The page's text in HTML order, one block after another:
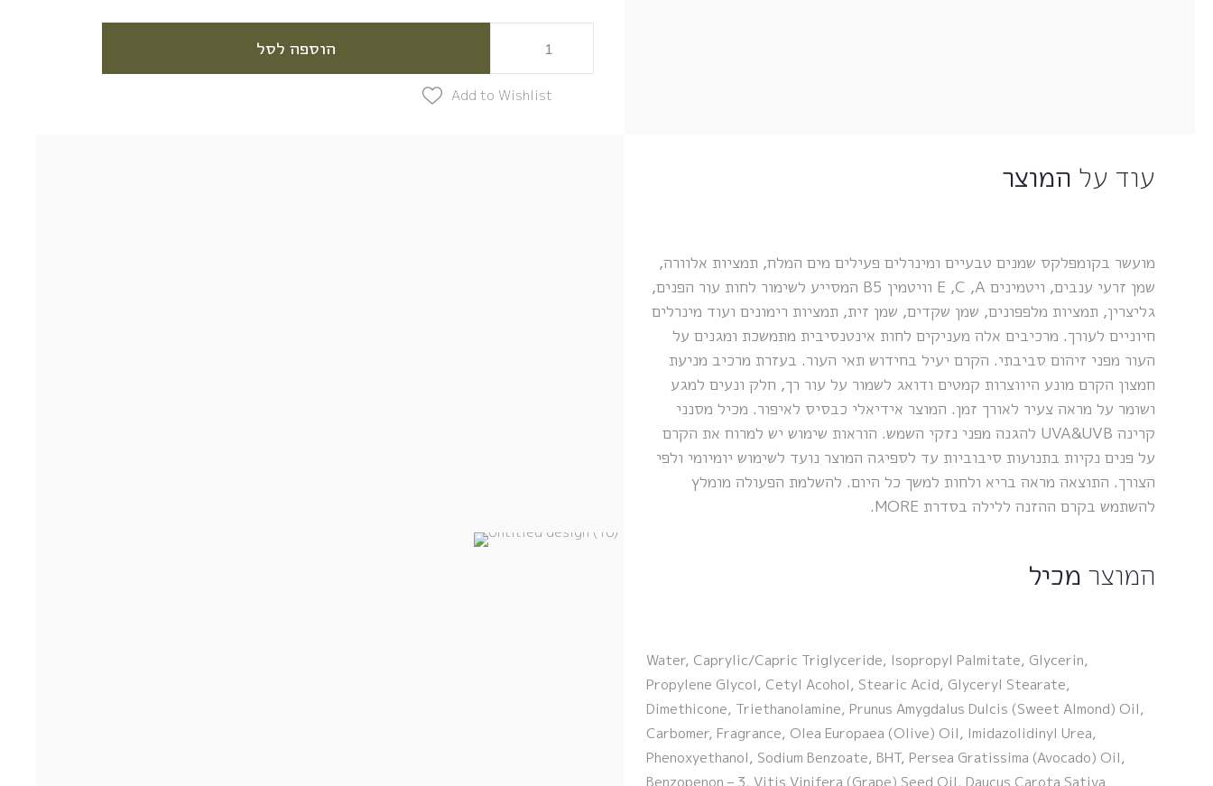
הוספה לסל
Add to Wishlist
עוד על המוצר
מועשר בקומפלקס שמנים טבעיים ומינרלים פעילים מים המלח, תמציות אלוורה,
שמן זרעי ענבים, ויטמינים E ,C ,A וויטמין B5 המסייע לשימור לחות עור הפנים,
גליצרין, תמציות מלפפונים, שמן שקדים, שמן זית, תמציות רימונים ועוד מינרלים
חיוניים לעורך. מרכיבים אלה מעניקים לחות אינטנסיבית מתמשכת ומגנים על
העור מפני זיהום סביבתי. הקרם יעיל בחידוש תאי העור. בעזרת מרכיב מניעת
חמצון הקרם מונע היווצרות קמטים ודואג לשמור על עור רך, חלק ונעים למגע
ושומר על מראה צעיר לאורך זמן. המוצר אידיאלי כבסיס לאיפור. מכיל מסנני
קרינה UVA&UVB להגנה מפני נזקי השמש. הוראות שימוש יש למרוח את הקרם
על פנים נקיות בתנועות סיבוביות עד לספיגה המוצר נועד לשימוש יומיומי ולפי
הצורך. התוצאה מראה בריא ולחות למשך כל היום. להשלמת הפעולה מומלץ
להשתמש בקרם ההזנה ללילה בסדרת MORE.
המוצר מכיל
Water, Caprylic/Capric Triglyceride, Isopropyl Palmitate, Glycerin,
Propylene Glycol, Cetyl Acohol, Stearic Acid, Glyceryl Stearate,
Dimethicone, Triethanolamine, Prunus Amygdalus Dulcis (Sweet Almond) Oil,
Carbomer, Fragrance, Olea Europaea (Olive) Oil, Imidazolidinyl Urea,
Phenoxyethanol, Sodium Benzoate, BHT, Persea Gratissima (Avocado) Oil,
Benzopenon – 3, Vitis Vinifera (Grape) Seed Oil, Daucus Carota Sativa